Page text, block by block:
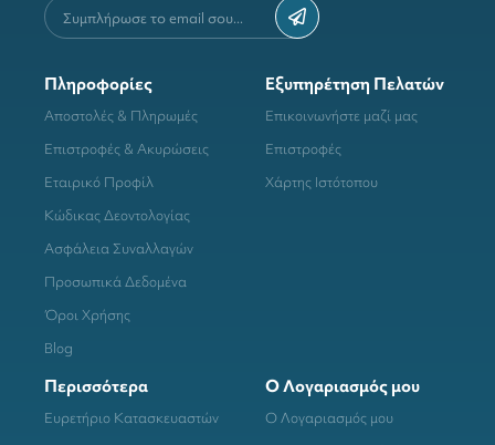
Πληροφορίες
Αποστολές & Πληρωμές
Επιστροφές & Ακυρώσεις
Εταιρικό Προφίλ
Κώδικας Δεοντολογίας
Ασφάλεια Συναλλαγών
Προσωπικά Δεδομένα
Όροι Χρήσης
Blog
Εξυπηρέτηση Πελατών
Επικοινωνήστε μαζί μας
Επιστροφές
Χάρτης Ιστότοπου
Περισσότερα
Ευρετήριο Κατασκευαστών
Ο Λογαριασμός μου
Ο Λογαριασμός μου